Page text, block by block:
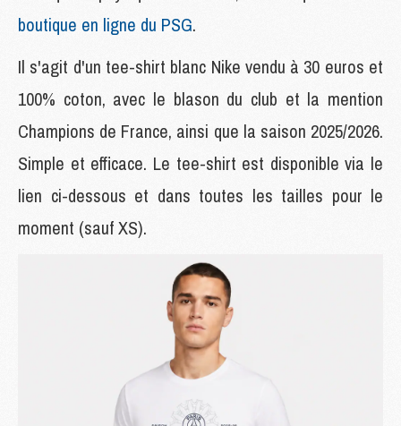
boutique en ligne du PSG.
Il s'agit d'un tee-shirt blanc Nike vendu à 30 euros et
100% coton, avec le blason du club et la mention
Champions de France, ainsi que la saison 2025/2026.
Simple et efficace. Le tee-shirt est disponible via le
lien ci-dessous et dans toutes les tailles pour le
moment (sauf XS).